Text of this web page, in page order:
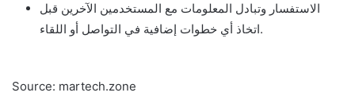
الاستفسار وتبادل المعلومات مع المستخدمين الآخرين قبل
اتخاذ أي خطوات إضافية في التواصل أو اللقاء.
Source: martech.zone